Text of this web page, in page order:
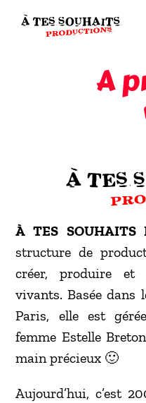
Passer
A
À TES SOUHAITS
structure de
créer, produire et
vivants. Basée dans
Paris, elle est
femme Estelle
main précieux 🙂
Aujourd’hui, c’est